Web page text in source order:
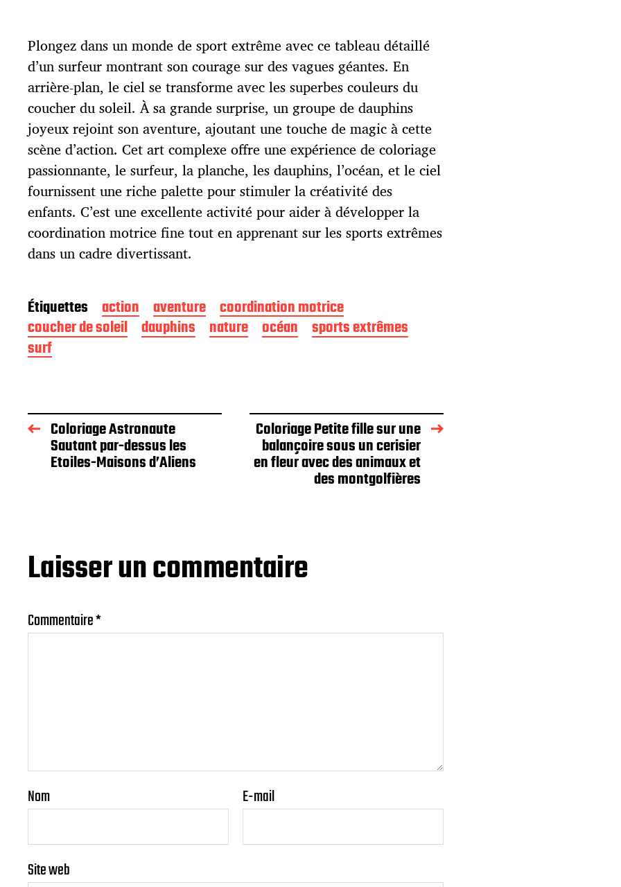
e
p
u
b
l
i
c
a
t
i
o
n
Plongez dans un monde de sport extrême avec ce tableau détaillé
d’un surfeur montrant son courage sur des vagues géantes. En
arrière-plan, le ciel se transforme avec les superbes couleurs du
coucher du soleil. À sa grande surprise, un groupe de dauphins
joyeux rejoint son aventure, ajoutant une touche de magic à cette
scène d’action. Cet art complexe offre une expérience de coloriage
passionnante, le surfeur, la planche, les dauphins, l’océan, et le ciel
fournissent une riche palette pour stimuler la créativité des
enfants. C’est une excellente activité pour aider à développer la
coordination motrice fine tout en apprenant sur les sports extrêmes
dans un cadre divertissant.
Étiquettes action aventure coordination motrice
coucher de soleil dauphins nature océan
sports extrêmes
surf
Coloriage Astronaute
Sautant par-dessus les
Etoiles-Maisons d’Aliens
Coloriage Petite fille sur une
balançoire sous un cerisier
en fleur avec des animaux et
des montgolfières
Laisser un commentaire
Commentaire*
Nom E-mail
Site web